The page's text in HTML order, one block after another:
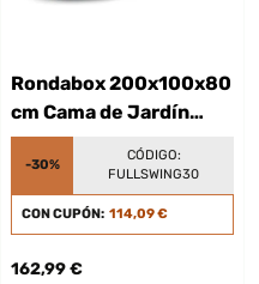
Rondabox 200x100x80
cm Cama de Jardín
elevada Antracita
-30%
CÓDIGO:
FULLSWING30
CON CUPÓN: 114,09 €
162,99 €